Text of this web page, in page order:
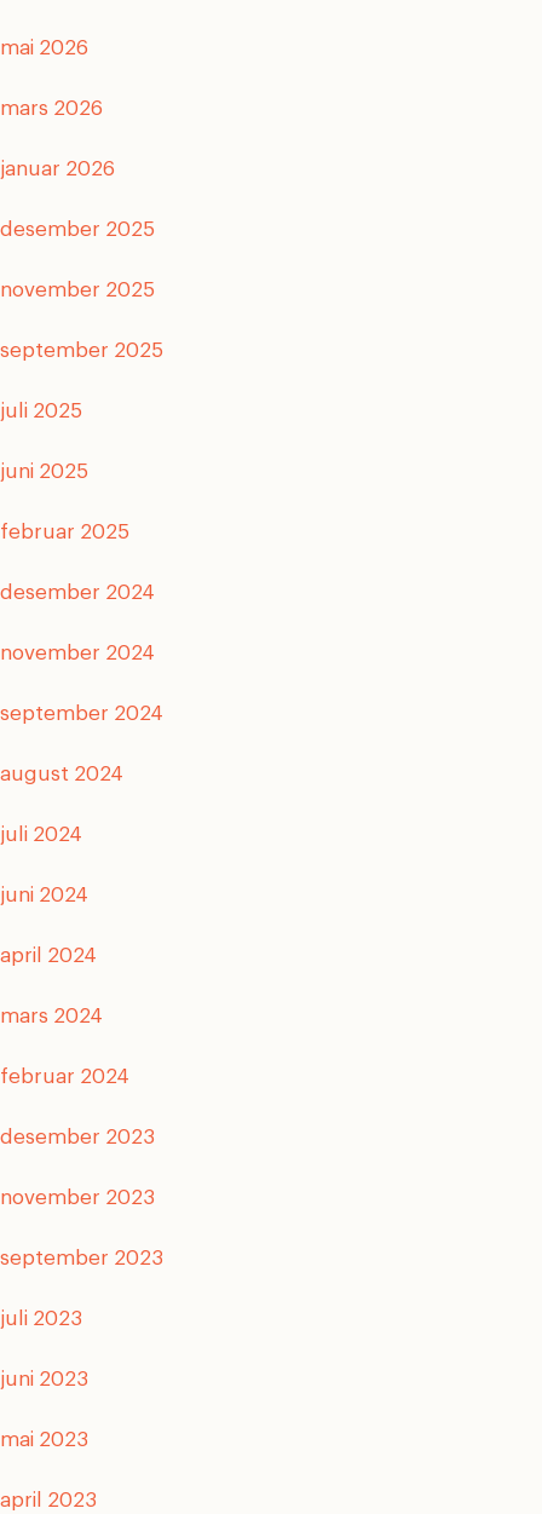
mai 2026
mars 2026
januar 2026
desember 2025
november 2025
september 2025
juli 2025
juni 2025
februar 2025
desember 2024
november 2024
september 2024
august 2024
juli 2024
juni 2024
april 2024
mars 2024
februar 2024
desember 2023
november 2023
september 2023
juli 2023
juni 2023
mai 2023
april 2023